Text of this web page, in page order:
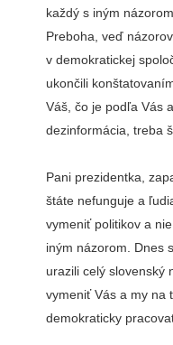
každý s iným
Preboha, veď
v demokratickej
ukončili
Váš, čo je podľa Vás
dezinformácia, treba
Pani prezidentka,
štáte nefunguje a
vymeniť politikov a
iným názorom. Dnes
urazili celý slovenský
vymeniť Vás a my na
demokraticky